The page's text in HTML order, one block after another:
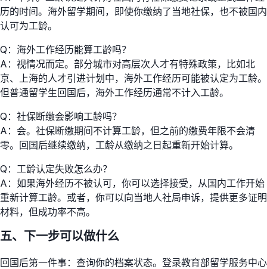
历的时间。海外留学期间，即使你缴纳了当地社保，也不被国内
认可为工龄。
Q：海外工作经历能算工龄吗？
A：视情况而定。部分城市对高层次人才有特殊政策，比如北
京、上海的人才引进计划中，海外工作经历可能被认定为工龄。
但普通留学生回国后，海外工作经历通常不计入工龄。
Q：社保断缴会影响工龄吗？
A：会。社保断缴期间不计算工龄，但之前的缴费年限不会清
零。回国后继续缴纳，工龄从缴纳之日起重新开始计算。
Q：工龄认定失败怎么办？
A：如果海外经历不被认可，你可以选择接受，从国内工作开始
重新计算工龄。或者，你可以向当地人社局申诉，提供更多证明
材料，但成功率不高。
五、下一步可以做什么
回国后第一件事：查询你的档案状态。登录教育部留学服务中心